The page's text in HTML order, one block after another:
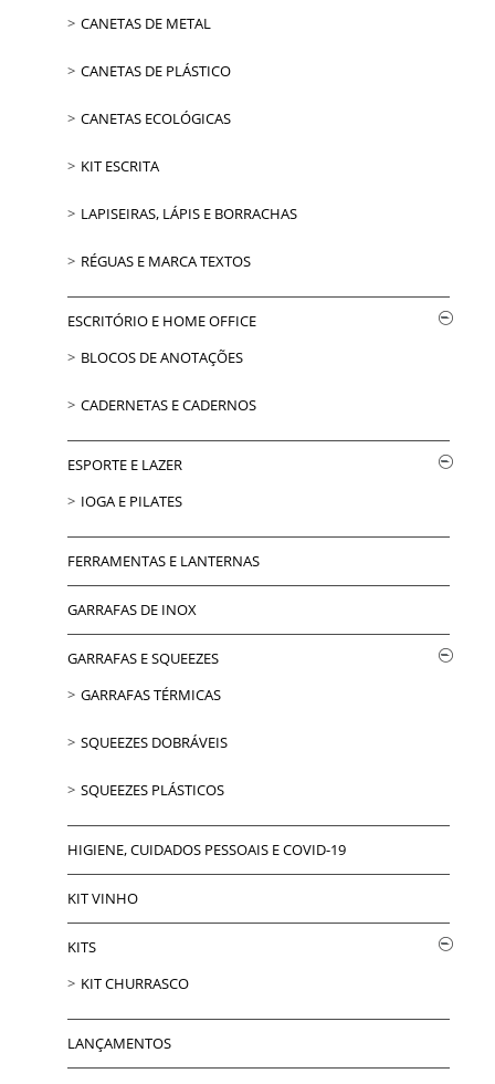
CANETAS DE METAL
CANETAS DE PLÁSTICO
CANETAS ECOLÓGICAS
KIT ESCRITA
LAPISEIRAS, LÁPIS E BORRACHAS
RÉGUAS E MARCA TEXTOS
ESCRITÓRIO E HOME OFFICE
BLOCOS DE ANOTAÇÕES
CADERNETAS E CADERNOS
ESPORTE E LAZER
IOGA E PILATES
FERRAMENTAS E LANTERNAS
GARRAFAS DE INOX
GARRAFAS E SQUEEZES
GARRAFAS TÉRMICAS
SQUEEZES DOBRÁVEIS
SQUEEZES PLÁSTICOS
HIGIENE, CUIDADOS PESSOAIS E COVID-19
KIT VINHO
KITS
KIT CHURRASCO
LANÇAMENTOS